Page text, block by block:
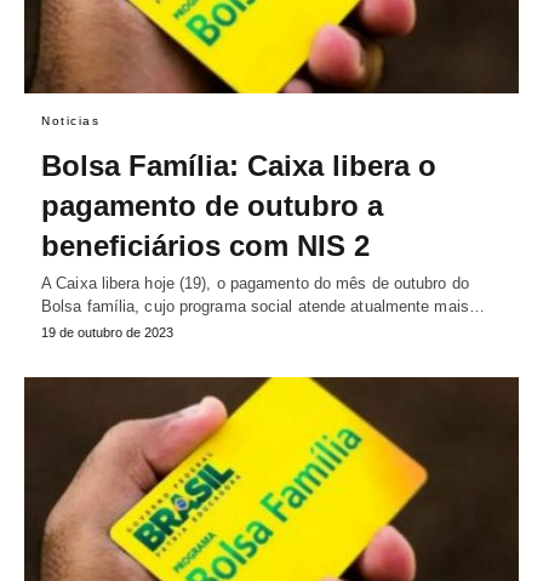
Noticias
Bolsa Família: Caixa libera o
pagamento de outubro a
beneficiários com NIS 2
A Caixa libera hoje (19), o pagamento do mês de outubro do
Bolsa família, cujo programa social atende atualmente mais…
19 de outubro de 2023